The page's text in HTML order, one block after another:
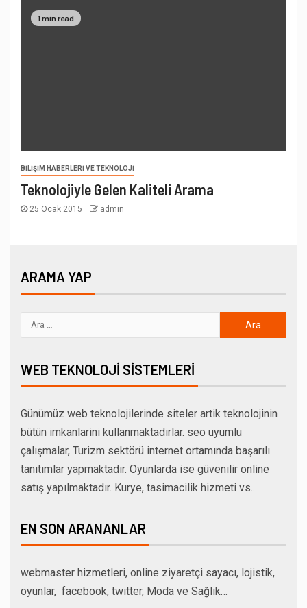
1 min read
BILIŞIM HABERLERI VE TEKNOLOJI
Teknolojiyle Gelen Kaliteli Arama
25 Ocak 2015 admin
ARAMA YAP
WEB TEKNOLOJI SISTEMLERI
Günümüz web teknolojilerinde siteler artik teknolojinin
bütün imkanlarini kullanmaktadirlar. seo uyumlu
çalışmalar, Turizm sektörü internet ortamında başarılı
tanıtımlar yapmaktadır. Oyunlarda ise güvenilir online
satış yapılmaktadır. Kurye, tasimacilik hizmeti vs..
EN SON ARANANLAR
webmaster hizmetleri, online ziyaretçi sayacı, lojistik,
oyunlar, facebook, twitter, Moda ve Sağlık…